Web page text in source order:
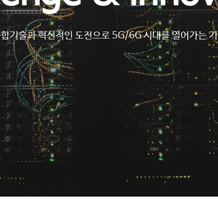
기술과 혁신적인 도전으로 5G/6G 시대를 열어가는